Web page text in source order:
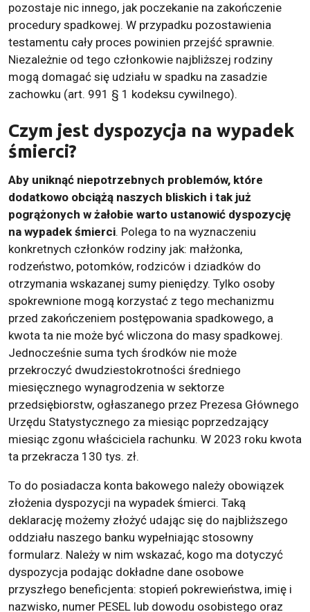
pozostaje nic innego, jak poczekanie na zakończenie
procedury spadkowej. W przypadku pozostawienia
testamentu cały proces powinien przejść sprawnie.
Niezależnie od tego członkowie najbliższej rodziny
mogą domagać się udziału w spadku na zasadzie
zachowku (art. 991 § 1 kodeksu cywilnego).
Czym jest dyspozycja na wypadek
śmierci?
Aby uniknąć niepotrzebnych problemów, które
dodatkowo obciążą naszych bliskich i tak już
pogrążonych w żałobie warto ustanowić dyspozycję
na wypadek śmierci. Polega to na wyznaczeniu
konkretnych członków rodziny jak: małżonka,
rodzeństwo, potomków, rodziców i dziadków do
otrzymania wskazanej sumy pieniędzy. Tylko osoby
spokrewnione mogą korzystać z tego mechanizmu
przed zakończeniem postępowania spadkowego, a
kwota ta nie może być wliczona do masy spadkowej.
Jednocześnie suma tych środków nie może
przekroczyć dwudziestokrotności średniego
miesięcznego wynagrodzenia w sektorze
przedsiębiorstw, ogłaszanego przez Prezesa Głównego
Urzędu Statystycznego za miesiąc poprzedzający
miesiąc zgonu właściciela rachunku. W 2023 roku kwota
ta przekracza 130 tys. zł.
To do posiadacza konta bakowego należy obowiązek
złożenia dyspozycji na wypadek śmierci. Taką
deklarację możemy złożyć udając się do najbliższego
oddziału naszego banku wypełniając stosowny
formularz. Należy w nim wskazać, kogo ma dotyczyć
dyspozycja podając dokładne dane osobowe
przyszłego beneficjenta: stopień pokrewieństwa, imię i
nazwisko, numer PESEL lub dowodu osobistego oraz